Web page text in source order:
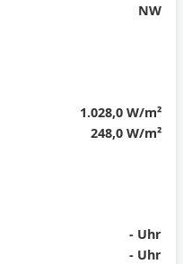
NW
1.028,0 W/m²
248,0 W/m²
- Uhr
- Uhr